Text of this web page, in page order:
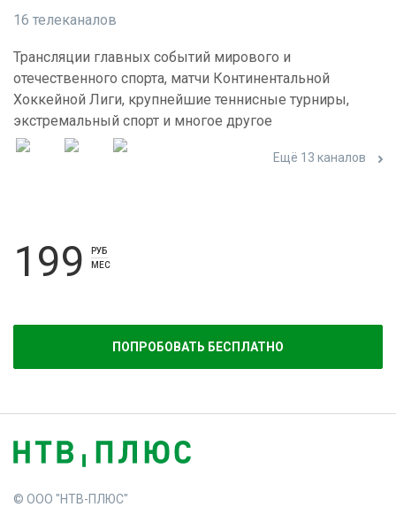
16 телеканалов
Трансляции главных событий мирового и
отечественного спорта, матчи Континентальной
Хоккейной Лиги, крупнейшие теннисные турниры,
экстремальный спорт и многое другое
Ещё 13 каналов
199
РУБ
МЕС
ПОПРОБОВАТЬ БЕСПЛАТНО
© ООО "НТВ-ПЛЮС"